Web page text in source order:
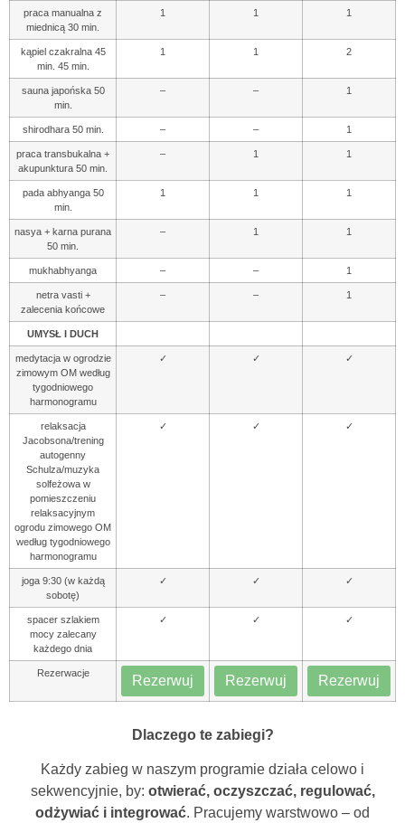
praca manualna z
miednicą 30 min.
1 1 1
kąpiel czakralna 45
min. 45 min.
1 1 2
sauna japońska 50
min.
– – 1
shirodhara 50 min. – – 1
praca transbukalna +
akupunktura 50 min.
– 1 1
pada abhyanga 50
min.
1 1 1
nasya + karna purana
50 min.
– 1 1
mukhabhyanga – – 1
netra vasti +
zalecenia końcowe
– – 1
UMYSŁ I DUCH
medytacja w ogrodzie
zimowym OM według
tygodniowego
harmonogramu
✓ ✓ ✓
relaksacja
Jacobsona/trening
autogenny
Schulza/muzyka
solfeżowa w
pomieszczeniu
relaksacyjnym
ogrodu zimowego OM
według tygodniowego
harmonogramu
✓ ✓ ✓
joga 9:30 (w każdą
sobotę)
✓ ✓ ✓
spacer szlakiem
mocy zalecany
każdego dnia
✓ ✓ ✓
Rezerwacje Rezerwuj Rezerwuj Rezerwuj
Dlaczego te zabiegi?
Każdy zabieg w naszym programie działa celowo i
sekwencyjnie, by: otwierać, oczyszczać, regulować,
odżywiać i integrować. Pracujemy warstwowo – od